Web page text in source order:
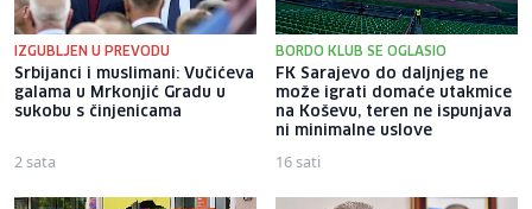
IZGUBLJEN U PREVODU
Srbijanci i muslimani: Vučićeva
galama u Mrkonjić Gradu u
sukobu s činjenicama
2 sata
BORDO KLUB SE OGLASIO
FK Sarajevo do daljnjeg ne
može igrati domaće utakmice
na Koševu, teren ne ispunjava
ni minimalne uslove
16 sati